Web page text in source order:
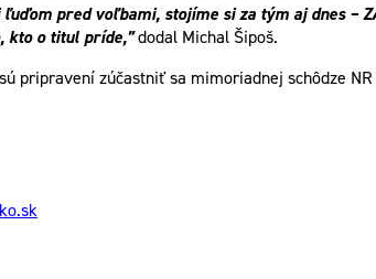
pred voľbami, stojíme si za tým aj dnes –
kto o titul príde,”dodal Michal Šipoš.
pripravení zúčastniť sa mimoriadnej schôdze